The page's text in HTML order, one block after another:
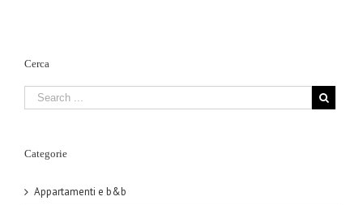
Cerca
Categorie
Appartamenti e b&b